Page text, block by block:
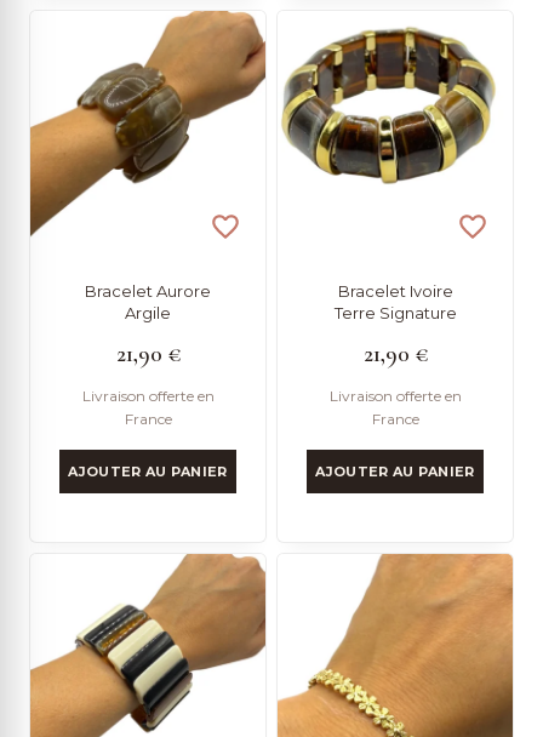
Bracelet Aurore
Argile
21,90 €
Livraison offerte en
France
AJOUTER AU PANIER
Bracelet Ivoire
Terre Signature
21,90 €
Livraison offerte en
France
AJOUTER AU PANIER